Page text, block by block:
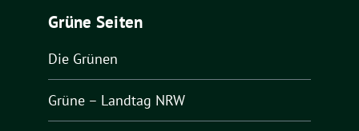
Grüne Seiten
Die Grünen
Grüne – Landtag NRW